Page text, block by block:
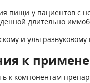
пищи у пациентов с
длительно
и
к
к компонентам